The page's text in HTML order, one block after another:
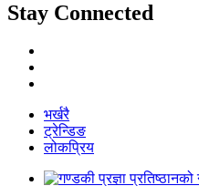
Stay Connected
भर्खरै
ट्रेन्डिङ
लोकप्रिय